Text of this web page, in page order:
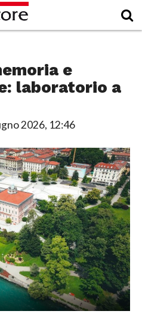
e
laboratorio a
2026, 12:46